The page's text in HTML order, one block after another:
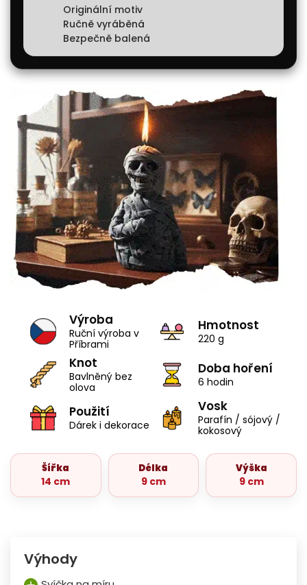
Originální motiv
Ručně vyráběná
Bezpečně balená
Výroba
Ruční výroba v
Příbrami
Hmotnost
220 g
Knot
Bavlněný bez
olova
Doba hoření
6 hodin
Použití
Dárek i dekorace
Vosk
Parafín / sójový /
kokosový
Šířka
14 cm
Délka
9 cm
Výška
9 cm
Výhody